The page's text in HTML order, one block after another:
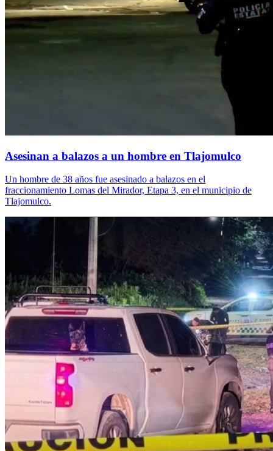
Asesinan a balazos a un hombre en Tlajomulco
Un hombre de 38 años fue asesinado a balazos en el
fraccionamiento Lomas del Mirador, Etapa 3, en el municipio de
Tlajomulco.